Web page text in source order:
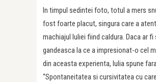
In timpul sedintei foto, totul a mers
fost foarte placut, singura care a
machiajul Iuliei fiind caldura. Daca ar fi
gandeasca la ce a impresionat-o cel
din aceasta experienta, Iulia spune
“Spontaneitatea si cursivitatea cu